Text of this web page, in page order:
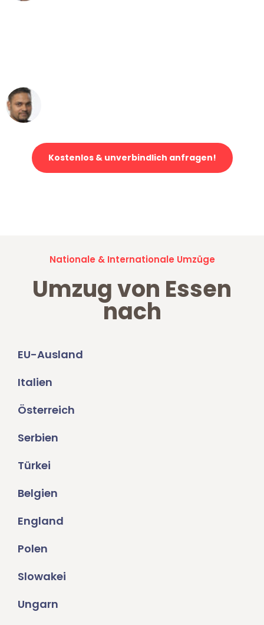
Kostenlos & unverbindlich anfragen!
Nationale & Internationale Umzüge
Umzug von Essen
nach
EU-Ausland
Italien
Österreich
Serbien
Türkei
Belgien
England
Polen
Slowakei
Ungarn